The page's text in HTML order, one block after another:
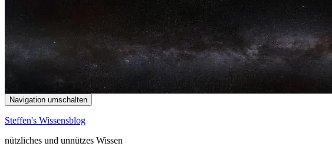
Navigation umschalten
Steffen's Wissensblog
nützliches und unnützes Wissen